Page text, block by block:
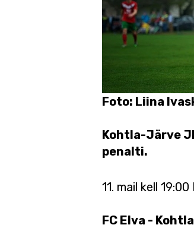
Foto: Liina
Kohtla-Järve
penalti.
11. mail kell
FC Elva -